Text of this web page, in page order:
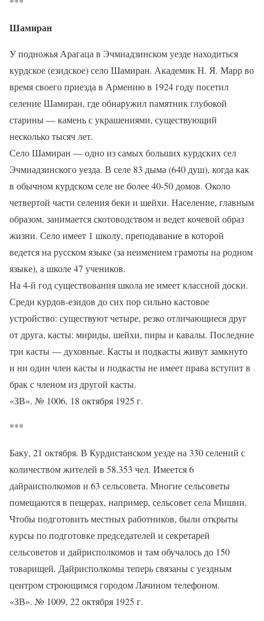
Шамиран
У подножья Арагаца в Эчмиадзинском уезде находиться
курдское (езидское) село Шамиран. Академик Н. Я. Марр во
время своего приезда в Армению в 1924 году посетил
селение Шамиран, где обнаружил памятник глубокой
старины — камень с украшениями, существующий
несколько тысяч лет.
Село Шамиран — одно из самых больших курдских сел
Эчмиадзинского уезда. В селе 83 дыма (640 душ), когда как
в обычном курдском селе не более 40-50 домов. Около
четвертой части селения беки и шейхи. Население, главным
образом, занимается скотоводством и ведет кочевой образ
жизни. Село имеет 1 школу, преподавание в которой
ведется на русском языке (за неимением грамоты на родном
языке), а школе 47 учеников.
На 4-й год существования школа не имеет классной доски.
Среди курдов-езидов до сих пор сильно кастовое
устройство: существуют четыре, резко отличающиеся друг
от друга, касты: мириды, шейхи, пиры и кавалы. Последние
три касты — духовные. Касты и подкасты живут замкнуто
и ни один член касты и подкасты не имеет права вступит в
брак с членом из другой касты.
«ЗВ». № 1006, 18 октября 1925 г.
***
Баку, 21 октября. В Курдистанском уезде на 330 селений с
количеством жителей в 58.353 чел. Имеется 6
дайраисполкомов и 63 сельсовета. Многие сельсоветы
помещаются в пещерах, например, сельсовет села Мишни.
Чтобы подготовить местных работников, были открыты
курсы по подготовке председателей и секретарей
сельсоветов и дайрисполкомов и там обучалось до 150
товарищей. Дайрисполкомы теперь связаны с уездным
центром строющимся городом Лачином телефоном.
«ЗВ». № 1009, 22 октября 1925 г.